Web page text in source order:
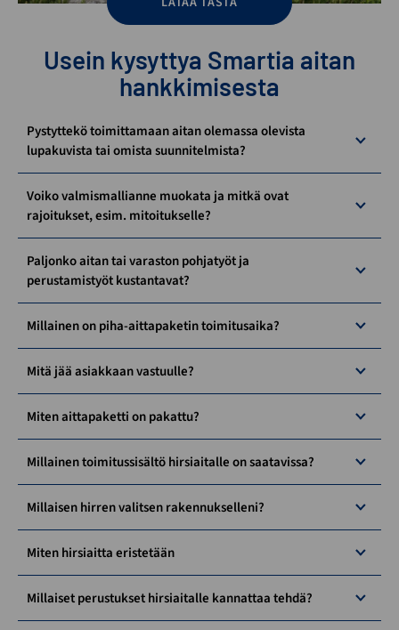
Usein kysyttya Smartia aitan
hankkimisesta
Pystyttekö toimittamaan aitan olemassa olevista
lupakuvista tai omista suunnitelmista?
Voiko valmismallianne muokata ja mitkä ovat
rajoitukset, esim. mitoitukselle?
Paljonko aitan tai varaston pohjatyöt ja
perustamistyöt kustantavat?
Millainen on piha-aittapaketin toimitusaika?
Mitä jää asiakkaan vastuulle?
Miten aittapaketti on pakattu?
Millainen toimitussisältö hirsiaitalle on saatavissa?
Millaisen hirren valitsen rakennukselleni?
Miten hirsiaitta eristetään
Millaiset perustukset hirsiaitalle kannattaa tehdä?